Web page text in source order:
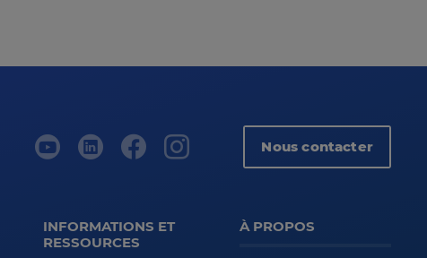
Nous contacter
INFORMATIONS ET
RESSOURCES
À PROPOS